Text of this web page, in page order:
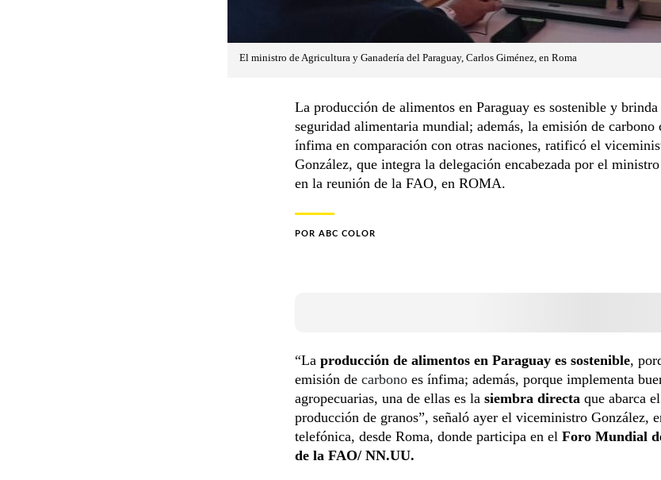
El ministro de Agricultura y Ganadería del Paraguay, Carlos Giménez, en Roma
La producción de alimentos en Paraguay es sostenible y
seguridad alimentaria mundial; además, la emisión de carbono
ínfima en comparación con otras naciones, ratificó el
González, que integra la delegación encabezada por el
en la reunión de la FAO, en ROMA.
POR ABC COLOR
“La producción de alimentos en Paraguay es sostenible,
emisión de carbono es ínfima; además, porque implementa
agropecuarias, una de ellas es la siembra directa que abarca
producción de granos”, señaló ayer el viceministro González,
telefónica, desde Roma, donde participa en el Foro Mundial
de la FAO/ NN.UU.